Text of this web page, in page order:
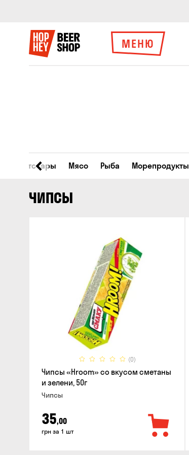
МЕНЮ
Все товары Мясо Рыба Морепродукты
ЧИПСЫ
(0)
Чипсы «Hroom» со вкусом сметаны
и зелени, 50г
Чипсы
35,00
грн за 1 шт